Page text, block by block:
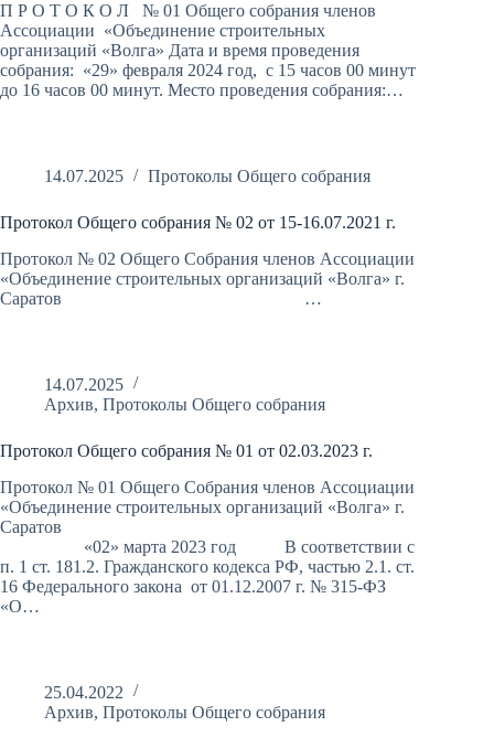
П Р О Т О К О Л № 01 Общего собрания членов
Ассоциации «Объединение строительных
организаций «Волга» Дата и время проведения
собрания: «29» февраля 2024 год, с 15 часов 00 минут
до 16 часов 00 минут. Место проведения собрания:…
14.07.2025 Протоколы Общего собрания
Протокол Общего собрания № 02 от 15-16.07.2021 г.
Протокол № 02 Общего Собрания членов Ассоциации
«Объединение строительных организаций «Волга» г.
Саратов …
14.07.2025
Архив, Протоколы Общего собрания
Протокол Общего собрания № 01 от 02.03.2023 г.
Протокол № 01 Общего Собрания членов Ассоциации
«Объединение строительных организаций «Волга» г.
Саратов
«02» марта 2023 год В соответствии с
п. 1 ст. 181.2. Гражданского кодекса РФ, частью 2.1. ст.
16 Федерального закона от 01.12.2007 г. № 315-ФЗ
«О…
25.04.2022
Архив, Протоколы Общего собрания